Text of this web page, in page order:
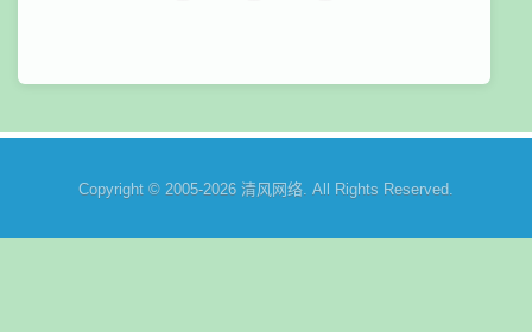
Copyright © 2005-2026 清风网络. All Rights Reserved.